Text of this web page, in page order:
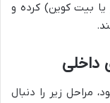
یا بیت کوین) کرده و
داخلی
مراحل زیر را دنبال